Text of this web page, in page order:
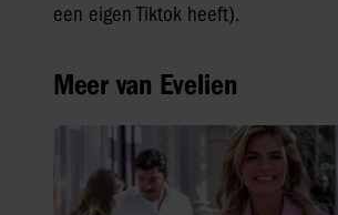
een eigen Tiktok heeft).
Meer van Evelien